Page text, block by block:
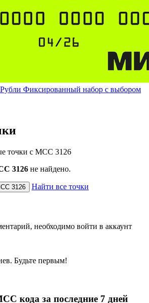
Фиксированный набор с выбором
точки с MCC 3126
3126 не найдено.
3126 Найти все точки
необходимо войти в аккаунт
Будьте первым!
кода за последние 7 дней